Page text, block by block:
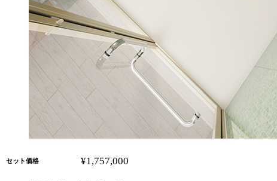
セット価格 ¥1,757,000